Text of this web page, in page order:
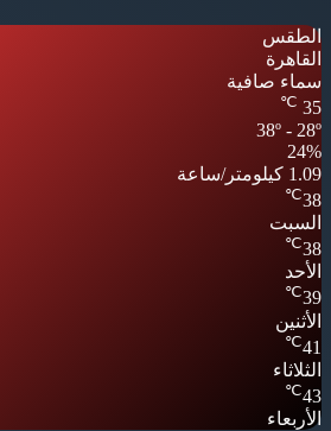
الطقس
القاهرة
سماء صافية
35
℃
38º - 28º
24%
1.09 كيلومتر/ساعة
38
℃
السبت
38
℃
الأحد
39
℃
الأثنين
41
℃
الثلاثاء
43
℃
الأربعاء